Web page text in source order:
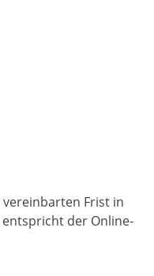
Frist in
der Online-